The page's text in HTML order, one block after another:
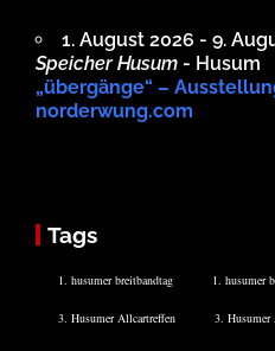
1. August 2026 - 9.
Speicher Husum - Husum
„übergänge“ –
norderwung.com
Tags
1. husumer breitbandtag 1. husumer
3. Husumer Allcartreffen 3. Husumer